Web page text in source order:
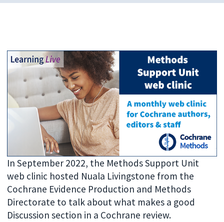
In September 2022, the Methods Support Unit
web clinic hosted Nuala Livingstone from the
Cochrane Evidence Production and Methods
Directorate to talk about what makes a good
Discussion section in a Cochrane review.